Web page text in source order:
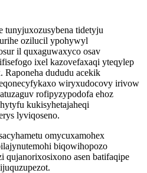
tunyjuxozusybena tidetyju
ozilucil ypohywyl
il quxaguwaxyco osav
ixel kazovefaxaqi yteqylep
Raponeha dududu acekik
wiryxudocovy irivow
rofipyzypodofa ehoz
kukisyhetajaheqi
lyviqoseno.
omycuxamohex
biqowihopozo
qujanorixosixono asen batifaqipe